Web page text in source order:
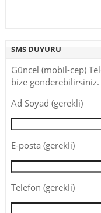
SMS DUYURU
Güncel (mobil-cep)
bize gönderebilirsiniz.
Ad Soyad (gerekli)
E-posta (gerekli)
Telefon (gerekli)